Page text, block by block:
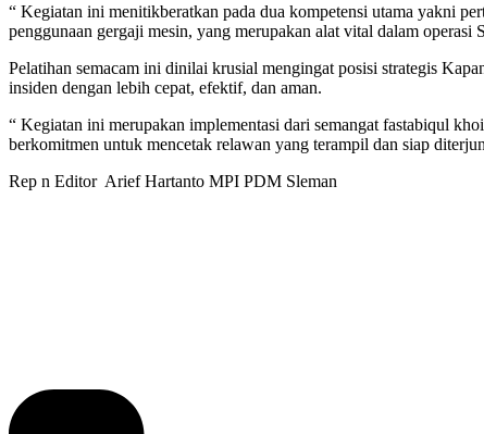
“ Kegiatan ini menitikberatkan pada dua kompetensi utama yakni
penggunaan gergaji mesin, yang merupakan alat vital dalam
Pelatihan semacam ini dinilai krusial mengingat posisi strategis
insiden dengan lebih cepat, efektif, dan aman.
“ Kegiatan ini merupakan implementasi dari semangat fastabiqul
berkomitmen untuk mencetak relawan yang terampil dan siap
Rep n Editor Arief Hartanto MPI PDM Sleman